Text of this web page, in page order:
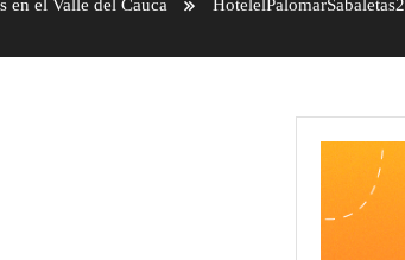
en el Valle del Cauca HotelelPalomarSabaletas2